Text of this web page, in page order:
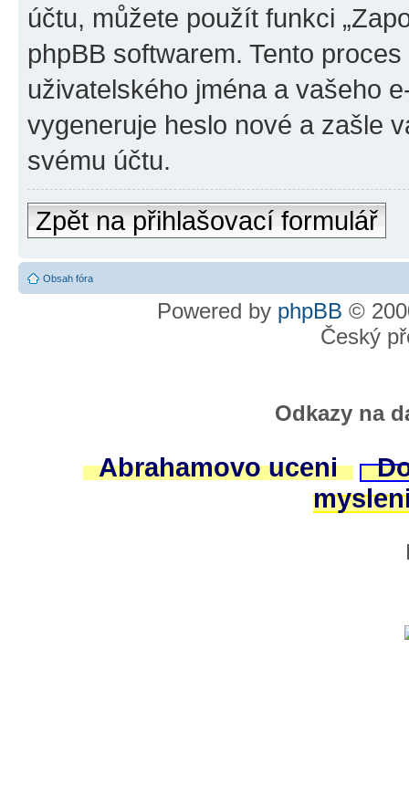
účtu, můžete použít funkci
phpBB softwarem. Tento
uživatelského jména a vašeho
vygeneruje heslo nové a zašle
svému účtu.
Zpět na přihlašovací formulář
Obsah fóra
Powered by phpBB ©
Český
Odkazy na
Abrahamovo uceni